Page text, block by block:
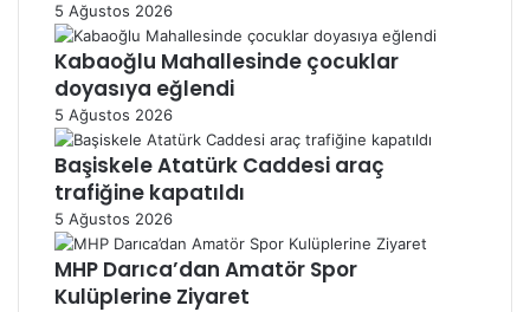
5 Ağustos 2026
Kabaoğlu Mahallesinde çocuklar
doyasıya eğlendi
5 Ağustos 2026
Başiskele Atatürk Caddesi araç
trafiğine kapatıldı
5 Ağustos 2026
MHP Darıca’dan Amatör Spor
Kulüplerine Ziyaret